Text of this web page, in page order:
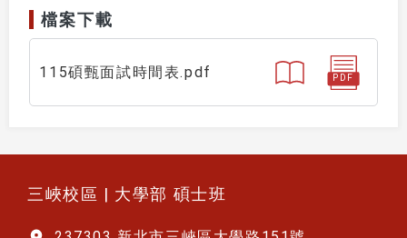
檔案下載
115碩甄面試時間表.pdf PDF
三峽校區 | 大學部 碩士班